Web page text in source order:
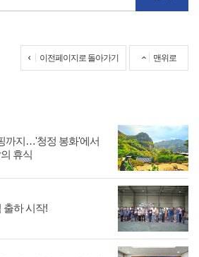
이전페이지로 돌아가기 맨위로
까지…'청정 봉화'에서
휴식
출하 시작!